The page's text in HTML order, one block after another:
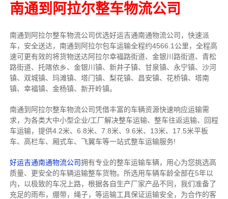
南通到阿拉尔整车物流公司
南通到阿拉尔整车物流公司优选好运吉通南通物流公司，快速派
车，安全送达，南通到阿拉尔包车运输全程约4566.1公里，全程高
速可更有效的将货物送达阿拉尔幸福路街道、金银川路街道、青松
路街道、托喀依乡、金银川镇、新井子镇、甘泉镇、永宁镇、沙河
镇、双城镇、玛滩镇、塔门镇、梨花镇、昌安镇、花桥镇、塔南
镇、幸福镇、金杨镇、新开岭镇。
南通到阿拉尔整车物流公司凭借丰富的车辆资源快速响应运输需
求，为各类大中小型企业/工厂解决整车运输、整车往返运输、回程
车运输， 提供4.2米、6.8米、7.8米、9.6米、13米、17.5米平板
车、高栏车、厢式车、飞翼车等一站式整车运输服务!
好运吉通南通物流公司拥有专业的整车运输车辆，用心为您挑选高
质量、更安全的车辆运输整车货物。所选用车辆车龄全部在5年以
内，以极致的车况上路，根据各自生产厂家产品不同，我们准备了
充足的雨布，绷带，绳子，等运输工具保证运输安全，为合作的客